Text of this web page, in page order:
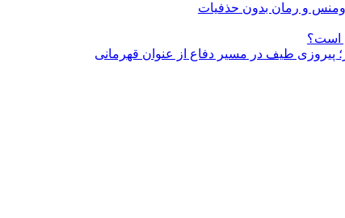
است؟
پیروزی طیف در مسیر دفاع از عنوان قهرمانی